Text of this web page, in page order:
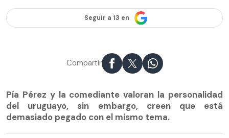
Seguir a 13 en
Compartir
Pía Pérez y la comediante valoran la personalidad
del uruguayo, sin embargo, creen que está
demasiado pegado con el mismo tema.